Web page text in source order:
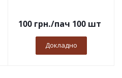
100грн./пач 100 шт
Докладно